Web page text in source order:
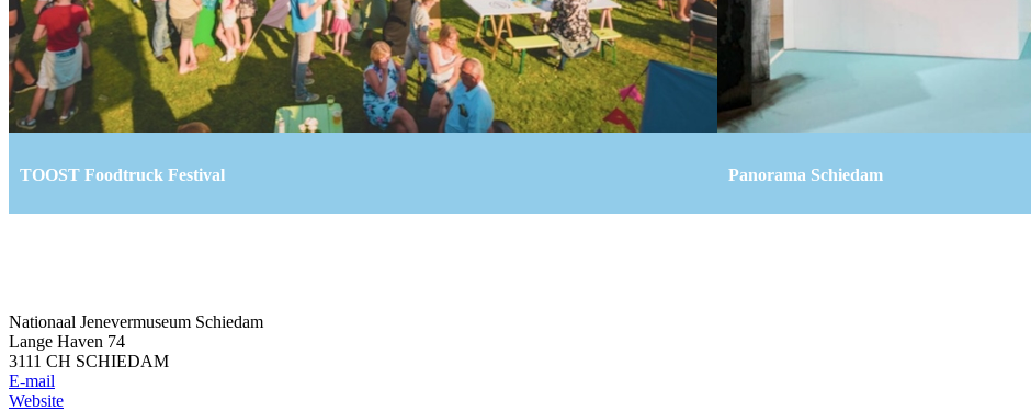
TOOST Foodtruck Festival Panorama Schiedam
Nationaal Jenevermuseum Schiedam
Lange Haven 74
3111 CH SCHIEDAM
E-mail
Website